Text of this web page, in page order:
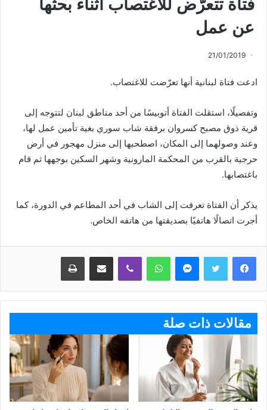
فتاة تتعرّض للاغتصاب أثناء بحثها
عن عمل
21/01/2019
ادعت فتاة لبنانية أنها تعرّضت للاغتصاب.
وتفصيلًا، استقلت الفتاة أتوبيسًا من أحد مناطق لبنان لتتوجه إلى
قرية ذوق مصبح كسروان برفقة شاب سوري بغية تأمين عمل ‏لها،
وعند وصولهما إلى المكان، اصطحبها إلى منزل مهجور في أرض
حرجية بالقرب من المحكمة ‏المارونية وشهر السكين بوجهها ثم قام
باغتصابها.
يذكر أن الفتاة تعرفت إلى الشاب في أحد المطاعم في الدورة، كما
أجرت اتصالًا هاتفيًا بصديقتها من هاتفه الخاص.
ماسنجر واتساب ڤايبر مشاركة عبر البريد طباعة
مقالات ذات صلة